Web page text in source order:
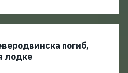
погиб,
лодке